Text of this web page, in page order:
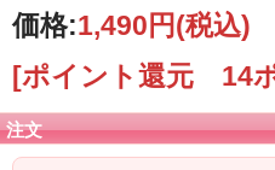
価格:1,490円(税込)
[ポイント還元 14
注文